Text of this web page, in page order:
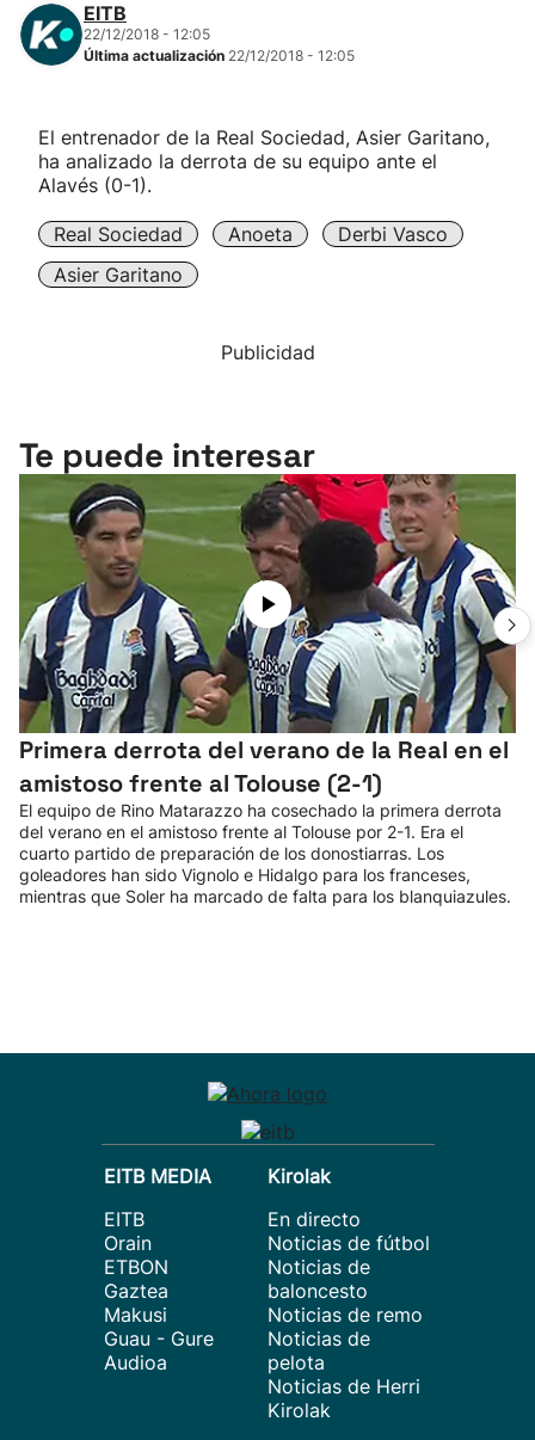
Carreras de montaña
"Helmuga"
EITB
22/12/2018 - 12:05
Última actualización 22/12/2018 - 12:05
El entrenador de la Real Sociedad, Asier Garitano,
ha analizado la derrota de su equipo ante el
Alavés (0-1).
Real Sociedad Anoeta
Derbi Vasco
Asier Garitano
Publicidad
Te puede interesar
Primera derrota del verano de la Real en el
amistoso frente al Tolouse (2-1)
El equipo de Rino Matarazzo ha cosechado la primera derrota
del verano en el amistoso frente al Tolouse por 2-1. Era el
cuarto partido de preparación de los donostiarras. Los
goleadores han sido Vignolo e Hidalgo para los franceses,
mientras que Soler ha marcado de falta para los blanquiazules.
EITB MEDIA
EITB
Orain
ETBON
Gaztea
Makusi
Guau - Gure
Audioa
Kirolak
En directo
Noticias de fútbol
Noticias de
baloncesto
Noticias de remo
Noticias de
pelota
Noticias de Herri
Kirolak